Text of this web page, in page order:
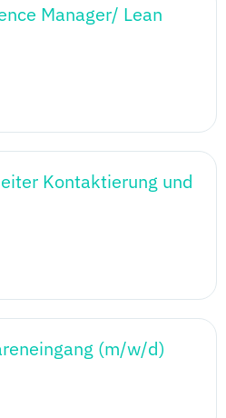
Manager/ Lean
Kontaktierung und
(m/w/d)